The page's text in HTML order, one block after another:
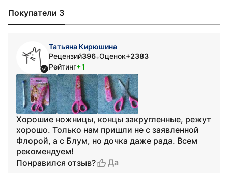
Покупатели 3
Татьяна Кирюшина
Рецензий396•Оценок+2383
Рейтинг+1
Хорошие ножницы, концы закругленные, режут
хорошо. Только нам пришли не с заявленной
Флорой, а с Блум, но дочка даже рада. Всем
рекомендуем!
Понравился отзыв?
Да